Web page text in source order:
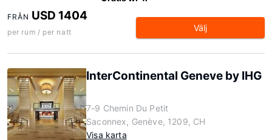
FRÅN USD 1404
per rum / per natt Välj
InterContinental Geneve by IHG
7-9 Chemin Du Petit
Saconnex, Genève, 1209, CH
Visa karta